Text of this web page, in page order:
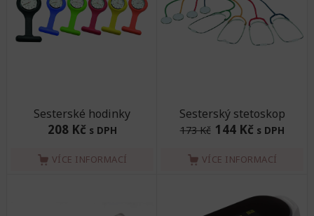
Sesterské hodinky
208 Kč s DPH
VÍCE INFORMACÍ
Sesterský stetoskop
173 Kč 144 Kč s DPH
VÍCE INFORMACÍ